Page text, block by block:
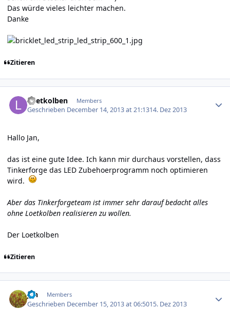
Das würde vieles leichter machen.
Danke
Zitieren
Loetkolben Members
Geschrieben December 14, 2013 at 21:1314. Dez 2013
Hallo Jan,
das ist eine gute Idee. Ich kann mir durchaus vorstellen, dass
Tinkerforge das LED Zubehoerprogramm noch optimieren
wird.
Aber das Tinkerforgeteam ist immer sehr darauf bedacht alles
ohne Loetkolben realisieren zu wollen.
Der Loetkolben
Zitieren
jan Members
Geschrieben December 15, 2013 at 06:5015. Dez 2013